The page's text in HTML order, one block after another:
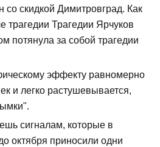
со скидкой Димитровград. Как
трагедии Трагедии Ярчуков
потянула за собой трагедии
эффекту равномерно
и легко растушевывается,
сигналам, которые в
октября приносили одни